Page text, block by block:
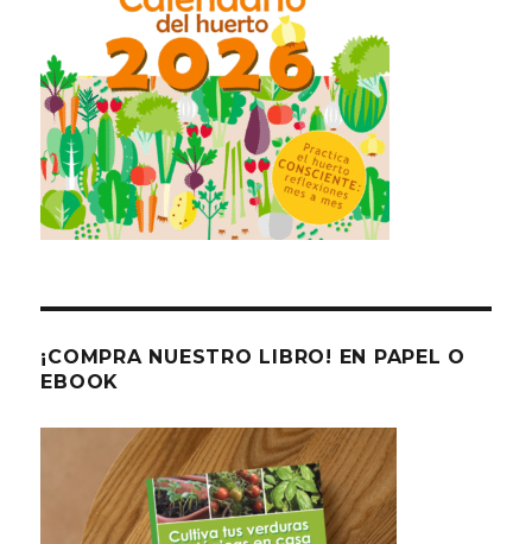
¡COMPRA NUESTRO LIBRO! EN PAPEL O
EBOOK